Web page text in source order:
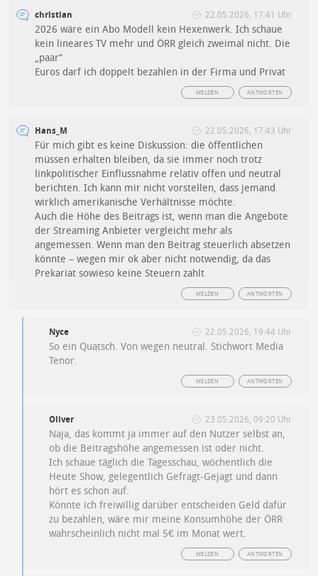
christian 22.05.2026, 17:41 Uhr
2026 wäre ein Abo Modell kein Hexenwerk. Ich schaue
kein lineares TV mehr und ÖRR gleich zweimal nicht. Die
„paar“
Euros darf ich doppelt bezahlen in der Firma und Privat
ANTWORTEN
MELDEN
Hans_M 22.05.2026, 17:43 Uhr
Für mich gibt es keine Diskussion: die öffentlichen
müssen erhalten bleiben, da sie immer noch trotz
linkpolitischer Einflussnahme relativ offen und neutral
berichten. Ich kann mir nicht vorstellen, dass jemand
wirklich amerikanische Verhältnisse möchte.
Auch die Höhe des Beitrags ist, wenn man die Angebote
der Streaming Anbieter vergleicht mehr als
angemessen. Wenn man den Beitrag steuerlich absetzen
könnte – wegen mir ok aber nicht notwendig, da das
Prekariat sowieso keine Steuern zahlt
ANTWORTEN
MELDEN
Nyce 22.05.2026, 19:44 Uhr
So ein Quatsch. Von wegen neutral. Stichwort Media
Tenor.
ANTWORTEN
MELDEN
Oliver 23.05.2026, 09:20 Uhr
Naja, das kommt ja immer auf den Nutzer selbst an,
ob die Beitragshöhe angemessen ist oder nicht.
Ich schaue täglich die Tagesschau, wöchentlich die
Heute Show, gelegentlich Gefragt-Gejagt und dann
hört es schon auf.
Könnte ich freiwillig darüber entscheiden Geld dafür
zu bezahlen, wäre mir meine Konsumhöhe der ÖRR
wahrscheinlich nicht mal 5€ im Monat wert.
ANTWORTEN
MELDEN